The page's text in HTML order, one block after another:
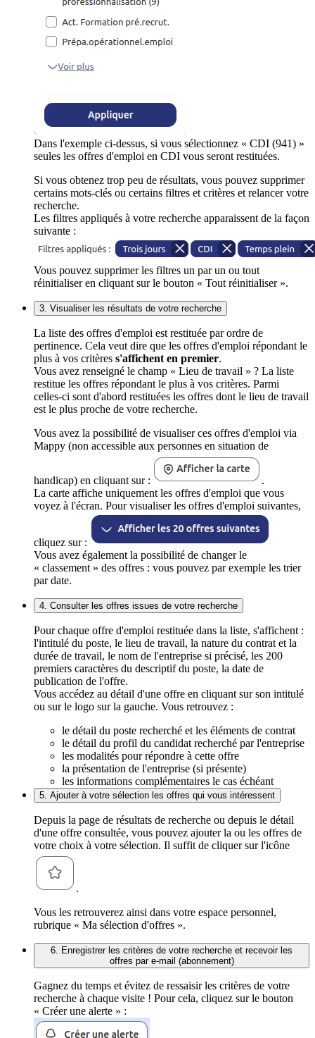
Dans l'exemple ci-dessus, si vous sélectionnez « CDI (941) »
seules les offres d'emploi en CDI vous seront restituées.
Si vous obtenez trop peu de résultats, vous pouvez supprimer
certains mots-clés ou certains filtres et critères et relancer votre
recherche.
Les filtres appliqués à votre recherche apparaissent de la façon
suivante :
Vous pouvez supprimer les filtres un par un ou tout
réinitialiser en cliquant sur le bouton « Tout réinitialiser ».
3. Visualiser les résultats de votre recherche
La liste des offres d'emploi est restituée par ordre de
pertinence. Cela veut dire que les offres d'emploi répondant le
plus à vos critères s'affichent en premier.
Vous avez renseigné le champ « Lieu de travail » ? La liste
restitue les offres répondant le plus à vos critères. Parmi
celles-ci sont d'abord restituées les offres dont le lieu de travail
est le plus proche de votre recherche.
Vous avez la possibilité de visualiser ces offres d'emploi via
Mappy (non accessible aux personnes en situation de
handicap) en cliquant sur :
.
La carte affiche uniquement les offres d'emploi que vous
voyez à l'écran. Pour visualiser les offres d'emploi suivantes,
cliquez sur :
Vous avez également la possibilité de changer le
« classement » des offres : vous pouvez par exemple les trier
par date.
4. Consulter les offres issues de votre recherche
Pour chaque offre d'emploi restituée dans la liste, s'affichent :
l'intitulé du poste, le lieu de travail, la nature du contrat et la
durée de travail, le nom de l'entreprise si précisé, les 200
premiers caractères du descriptif du poste, la date de
publication de l'offre.
Vous accédez au détail d'une offre en cliquant sur son intitulé
ou sur le logo sur la gauche. Vous retrouvez :
le détail du poste recherché et les éléments de contrat
le détail du profil du candidat recherché par l'entreprise
les modalités pour répondre à cette offre
la présentation de l'entreprise (si présente)
les informations complémentaires le cas échéant
5. Ajouter à votre sélection les offres qui vous intéressent
Depuis la page de résultats de recherche ou depuis le détail
d'une offre consultée, vous pouvez ajouter la ou les offres de
votre choix à votre sélection. Il suffit de cliquer sur l'icône
.
Vous les retrouverez ainsi dans votre espace personnel,
rubrique « Ma sélection d'offres ».
6. Enregistrer les critères de votre recherche et recevoir les
offres par e-mail (abonnement)
Gagnez du temps et évitez de ressaisir les critères de votre
recherche à chaque visite ! Pour cela, cliquez sur le bouton
« Créer une alerte » :